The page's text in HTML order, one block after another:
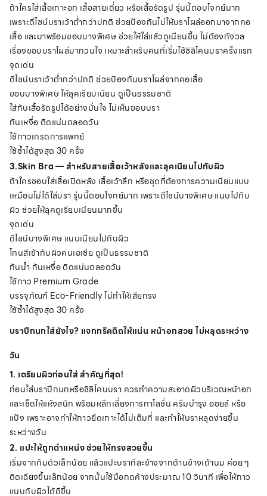
ถ้าใครใส่เสื้อเกาะอก เสื้อสายเดี่ยว หรือเสื้อรัดรูป รุ่นนี้ตอบโจทย์มาก
เพราะดีไซน์บราเว้าต่ำกว่าปกติ ช่วยป้องกันไม่ให้บราโผล่ออกมาจากคอ
เสื้อ และมาพร้อมขอบบางพิเศษ ช่วยให้ใส่แล้วดูเนียนขึ้น ไม่ต้องกังวล
เรื่องขอบบราโผล่มากวนใจ เหมาะสำหรับคนที่เริ่มใช้ซิลิโคนบราครั้งแรก
จุดเด่น
ดีไซน์บราเว้าต่ำกว่าปกติ ช่วยป้องกันบราโผล่จากคอเสื้อ
ขอบบางพิเศษ ให้ลุคเรียบเนียน ดูเป็นธรรมชาติ
ใส่กับเสื้อรัดรูปได้อย่างมั่นใจ ไม่เห็นขอบบรา
กันเหงื่อ ติดแน่นตลอดวัน
ใช้กาวเกรดการแพทย์
ใช้ซ้ำได้สูงสุด 30 ครั้ง
3.Skin Bra — สำหรับสายเสื้อเว้าหลังและลุคเนียนไปกับผิว
ถ้าใครชอบใส่เสื้อเปิดหลัง เสื้อเว้าลึก หรือชุดที่ต้องการความเนียนแบบ
เหมือนไม่ได้ใส่บรา รุ่นนี้ตอบโจทย์มาก เพราะดีไซน์บางพิเศษ แนบไปกับ
ผิว ช่วยให้ลุคดูเรียบเนียนมากขึ้น
จุดเด่น
ดีไซน์บางพิเศษ แนบเนียนไปกับผิว
โทนสีเข้ากับผิวคนเอเชีย ดูเป็นธรรมชาติ
กันน้ำ กันเหงื่อ ติดแน่นตลอดวัน
ใช้กาว Premium Grade
บรรจุภัณฑ์ Eco-Friendly ไม่ทำให้เสียทรง
ใช้ซ้ำได้สูงสุด 30 ครั้ง
บราปีกนกใส่ยังไง? แจกทริคติดให้แน่น หน้าอกสวย ไม่หลุดระหว่าง
วัน
1. เตรียมผิวก่อนใส่ สำคัญที่สุด!
ก่อนใส่บราปีกนกหรือซิลิโคนบรา ควรทำความสะอาดผิวบริเวณหน้าอก
และเช็ดให้แห้งสนิท พร้อมหลีกเลี่ยงการทาโลชั่น ครีมบำรุง ออยล์ หรือ
แป้ง เพราะอาจทำให้กาวยึดเกาะได้ไม่เต็มที่ และทำให้บราหลุดง่ายขึ้น
ระหว่างวัน
2. แปะให้ถูกตำแหน่ง ช่วยให้ทรงสวยขึ้น
เริ่มจากก้มตัวเล็กน้อย แล้วแปะบราทีละข้างจากด้านข้างเต้านม ค่อย ๆ
ติดเฉียงขึ้นเล็กน้อย จากนั้นใช้มือกดค้างประมาณ 10 วินาที เพื่อให้กาว
แนบกับผิวได้ดีขึ้น